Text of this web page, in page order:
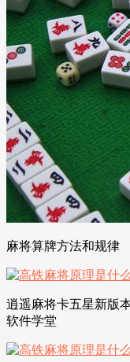
麻将算牌方法和规律
逍遥麻将卡五星新版
软件学堂